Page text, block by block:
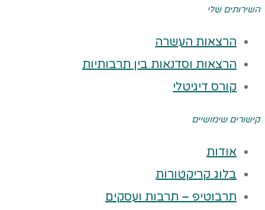
השירותים שלי
הרצאות העשרה
הרצאות וסדנאות בין תרבותיות
קורס דיגיטלי
קישורים שימושיים
אודות
בלוג קריקטורות
תרבוטיפ – תרבות ועסקים